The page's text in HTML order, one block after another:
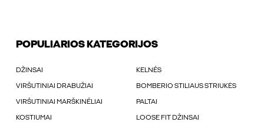
POPULIARIOS KATEGORIJOS
DŽINSAI KELNÉS
VIRŠUTINIAI DRABUŽIAI BOMBERIO STILIAUS STRIUKĖS
VIRŠUTINIAI MARŠKINÉLIAI PALTAI
KOSTIUMAI LOOSE FIT DŽINSAI